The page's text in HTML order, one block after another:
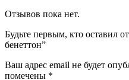
Отзывов пока нет.
Будьте первым, кто оставил
бенеттон”
Ваш адрес email не будет
помечены *